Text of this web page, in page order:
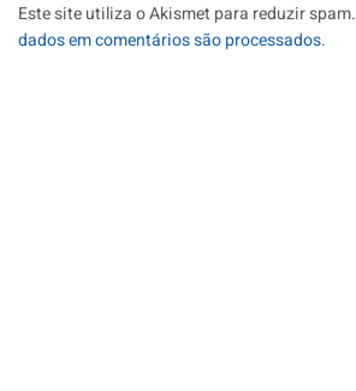
Este site utiliza o Akismet para reduzir spam.
dados em comentários são processados.